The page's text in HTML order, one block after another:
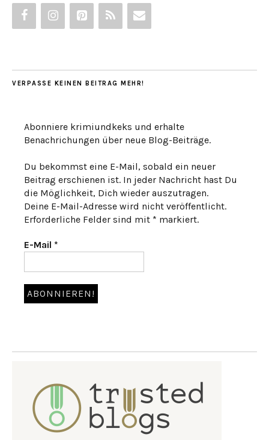
VERPASSE KEINEN BEITRAG MEHR!
Abonniere krimiundkeks und erhalte
Benachrichungen über neue Blog-Beiträge.
Du bekommst eine E-Mail, sobald ein neuer
Beitrag erschienen ist. In jeder Nachricht hast Du
die Möglichkeit, Dich wieder auszutragen.
Deine E-Mail-Adresse wird nicht veröffentlicht.
Erforderliche Felder sind mit * markiert.
E-Mail *